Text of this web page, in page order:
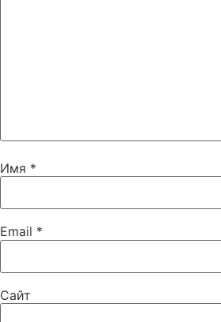
Имя *
Email *
Сайт